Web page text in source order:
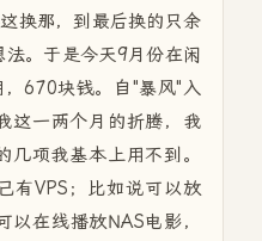
换那，到最后换的只余
。于是今天9月份在闲
670块钱。自"暴风"入
这一两个月的折腾，我
几项我基本上用不到。
有VPS；比如说可以放
在线播放NAS电影，